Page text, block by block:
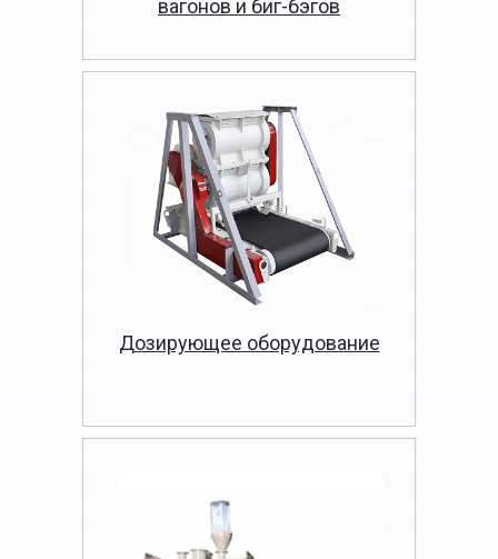
вагонов и биг-бэгов
Дозирующее оборудование